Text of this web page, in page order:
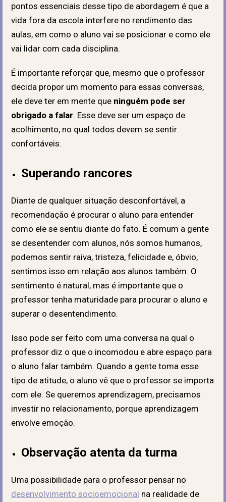
pontos essenciais desse tipo de abordagem é que a
vida fora da escola interfere no rendimento das
aulas, em como o aluno vai se posicionar e como ele
vai lidar com cada disciplina.
É importante reforçar que, mesmo que o professor
decida propor um momento para essas conversas,
ele deve ter em mente que ninguém pode ser
obrigado a falar. Esse deve ser um espaço de
acolhimento, no qual todos devem se sentir
confortáveis.
Superando rancores
Diante de qualquer situação desconfortável, a
recomendação é procurar o aluno para entender
como ele se sentiu diante do fato. É comum a gente
se desentender com alunos, nós somos humanos,
podemos sentir raiva, tristeza, felicidade e, óbvio,
sentimos isso em relação aos alunos também. O
sentimento é natural, mas é importante que o
professor tenha maturidade para procurar o aluno e
superar o desentendimento.
Isso pode ser feito com uma conversa na qual o
professor diz o que o incomodou e abre espaço para
o aluno falar também. Quando a gente toma esse
tipo de atitude, o aluno vê que o professor se importa
com ele. Se queremos aprendizagem, precisamos
investir no relacionamento, porque aprendizagem
envolve emoção.
Observação atenta da turma
Uma possibilidade para o professor pensar no
desenvolvimento socioemocional na realidade de